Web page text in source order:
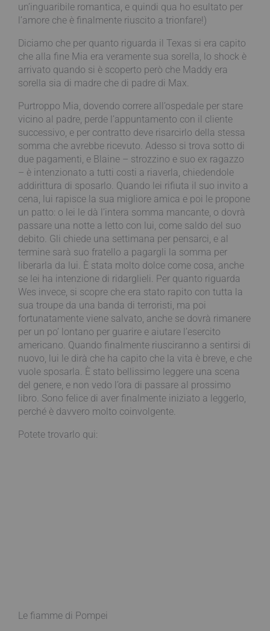
un’inguaribile romantica, e quindi qua ho esultato per
l’amore che è finalmente riuscito a trionfare!)
Diciamo che per quanto riguarda il Texas si era capito
che alla fine Mia era veramente sua sorella, lo shock è
arrivato quando si è scoperto però che Maddy era
sorella sia di madre che di padre di Max.
Purtroppo Mia, dovendo correre all’ospedale per stare
vicino al padre, perde l’appuntamento con il cliente
successivo, e per contratto deve risarcirlo della stessa
somma che avrebbe ricevuto. Adesso si trova sotto di
due pagamenti, e Blaine – strozzino e suo ex ragazzo
– è intenzionato a tutti costi a riaverla, chiedendole
addirittura di sposarlo. Quando lei rifiuta il suo invito a
cena, lui rapisce la sua migliore amica e poi le propone
un patto: o lei le dà l’intera somma mancante, o dovrà
passare una notte a letto con lui, come saldo del suo
debito. Gli chiede una settimana per pensarci, e al
termine sarà suo fratello a pagargli la somma per
liberarla da lui. È stata molto dolce come cosa, anche
se lei ha intenzione di ridarglieli. Per quanto riguarda
Wes invece, si scopre che era stato rapito con tutta la
sua troupe da una banda di terroristi, ma poi
fortunatamente viene salvato, anche se dovrà rimanere
per un po’ lontano per guarire e aiutare l’esercito
americano. Quando finalmente riusciranno a sentirsi di
nuovo, lui le dirà che ha capito che la vita è breve, e che
vuole sposarla. È stato bellissimo leggere una scena
del genere, e non vedo l’ora di passare al prossimo
libro. Sono felice di aver finalmente iniziato a leggerlo,
perché è davvero molto coinvolgente.
Potete trovarlo qui:
Le fiamme di Pompei